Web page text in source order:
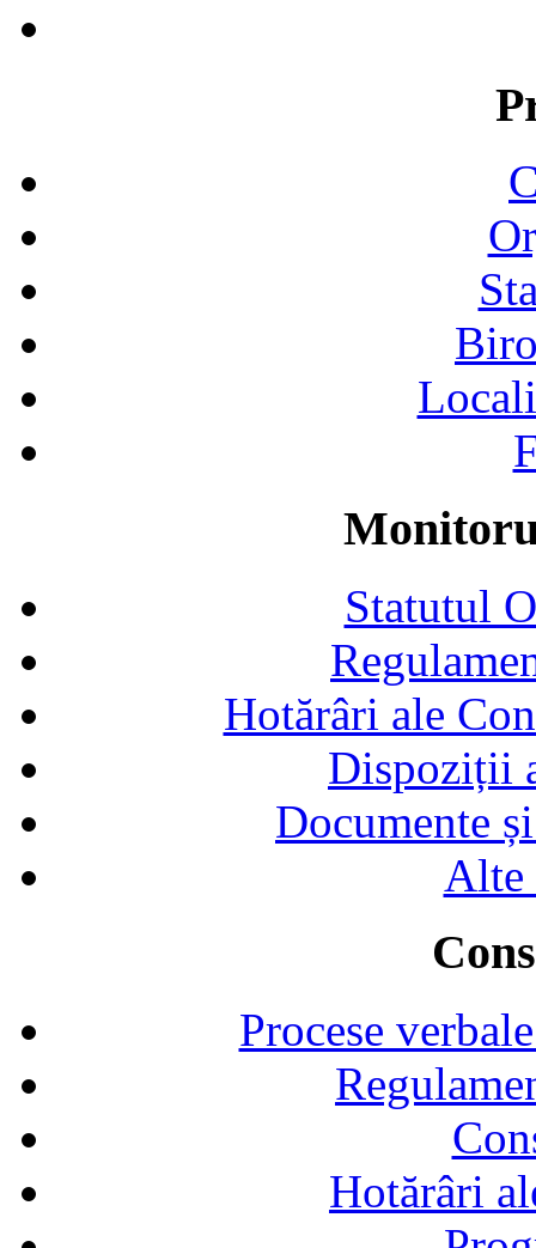
Statutul
Hotărâri ale
Dispoziții
Documente
Alte
Procese
Hotărâri